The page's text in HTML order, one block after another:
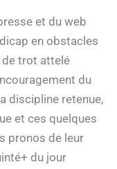
et du web
en obstacles
de trot attelé
du
discipline retenue,
et ces quelques
pronos de leur
du jour